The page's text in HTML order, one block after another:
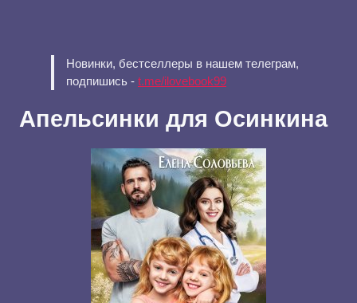
Новинки, бестселлеры в нашем телеграм,
подпишись - t.me/ilovebook99
Апельсинки для Осинкина